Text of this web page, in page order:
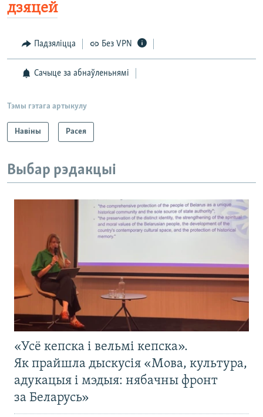
дзяцей
Падзяліцца Без VPN
Сачыце за абнаўленьнямі
Тэмы гэтага артыкулу
Навіны Расея
Выбар рэдакцыі
«Усё кепска і вельмі кепска».
Як прайшла дыскусія «Мова, культура,
адукацыя і мэдыя: нябачны фронт
за Беларусь»